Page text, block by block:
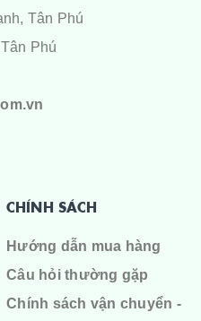
Tân Phú
Phú
CHÍNH SÁCH
Hướng dẫn mua hàng
Câu hỏi thường gặp
Chính sách vận chuyển -